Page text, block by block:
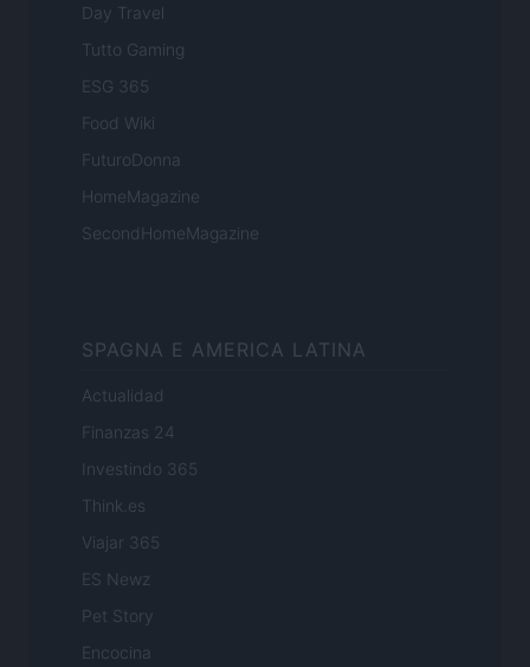
Day Travel
Tutto Gaming
ESG 365
Food Wiki
FuturoDonna
HomeMagazine
SecondHomeMagazine
SPAGNA E AMERICA LATINA
Actualidad
Finanzas 24
Investindo 365
Think.es
Viajar 365
ES Newz
Pet Story
Encocina